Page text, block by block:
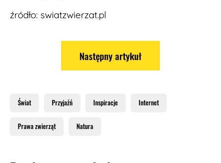
źródło: swiatzwierzat.pl
Następny artykuł
Świat Przyjaźń Inspiracje Internet
Prawa zwierząt Natura